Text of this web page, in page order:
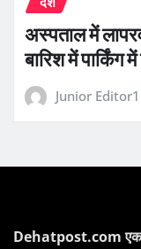
अस्पताल में
बारिश में पार्किंग
Junior Editor1
Dehatpost.com एक